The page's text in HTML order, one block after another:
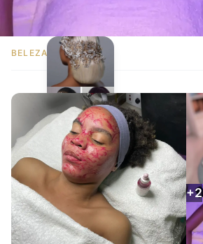
Spa Vaidosas Demais
Luanda, Belas
BELEZA
+2